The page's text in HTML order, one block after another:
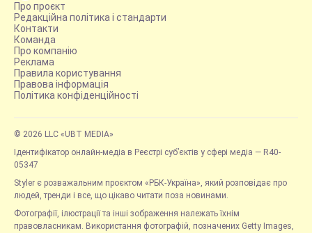
Про проєкт
Редакційна політика і стандарти
Контакти
Команда
Про компанію
Реклама
Правила користування
Правова інформація
Політика конфіденційності
© 2026 LLC «UBT MEDIA»
Ідентифікатор онлайн-медіа в Реєстрі суб’єктів у сфері медіа — R40-
05347
Styler є розважальним проєктом «РБК-Україна», який розповідає про
людей, тренди і все, що цікаво читати поза новинами.
Фотографії, ілюстрації та інші зображення належать їхнім
правовласникам. Використання фотографій, позначених Getty Images,